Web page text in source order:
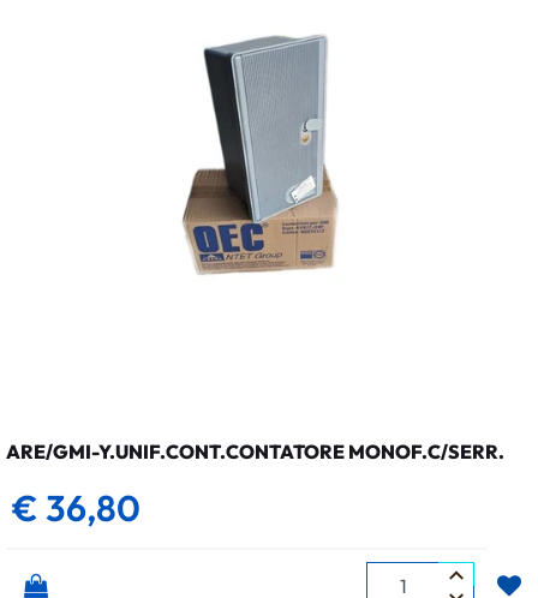
ARE/GMI-Y.UNIF.CONT.CONTATORE MONOF.C/SERR.
€ 36,80
Quantità